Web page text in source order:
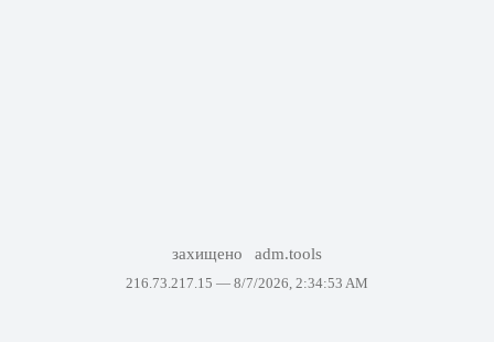
захищено adm.tools
216.73.217.15 — 8/7/2026, 2:34:53 AM